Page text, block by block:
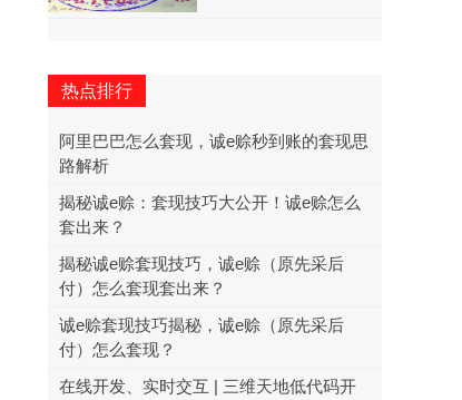
热点排行
阿里巴巴怎么套现，诚e赊秒到账的套现思
路解析
揭秘诚e赊：套现技巧大公开！诚e赊怎么
套出来？
揭秘诚e赊套现技巧，诚e赊（原先采后
付）怎么套现套出来？
诚e赊套现技巧揭秘，诚e赊（原先采后
付）怎么套现？
在线开发、实时交互 | 三维天地低代码开